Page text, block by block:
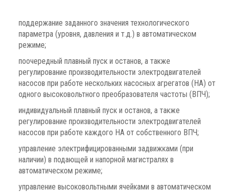
поддержание заданного значения технологического
параметра (уровня, давления и т.д.) в автоматическом
режиме;
поочередный плавный пуск и останов, а также
регулирование производительности электродвигателей
насосов при работе нескольких насосных агрегатов (НА) от
одного высоковольтного преобразователя частоты (ВПЧ);
индивидуальный плавный пуск и останов, а также
регулирование производительности электродвигателей
насосов при работе каждого НА от собственного ВПЧ;
управление электрифицированными задвижками (при
наличии) в подающей и напорной магистралях в
автоматическом режиме;
управление высоковольтными ячейками в автоматическом